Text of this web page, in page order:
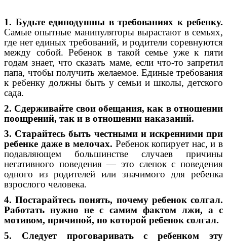
1. Будьте единодушны в требованиях к ребенку.
Самые опытные манипуляторы вырастают в семьях,
где нет единых требований, и родители соревнуются
между собой. Ребенок в такой семье уже к пяти
годам знает, что сказать маме, если что-то запретил
папа, чтобы получить желаемое. Единые требования
к ребенку должны быть у семьи и школы, детского
сада.
2. Сдерживайте свои обещания, как в отношении
поощрений, так и в отношении наказаний.
3. Старайтесь быть честными и искренними при
ребенке даже в мелочах. Ребенок копирует нас, и в
подавляющем большинстве случаев причины
негативного поведения — это слепок с поведения
одного из родителей или значимого для ребенка
взрослого человека.
4. Постарайтесь понять, почему ребенок солгал.
Работать нужно не с самим фактом лжи, а с
мотивом, причиной, по которой ребенок солгал.
5. Следует проговаривать с ребенком эту